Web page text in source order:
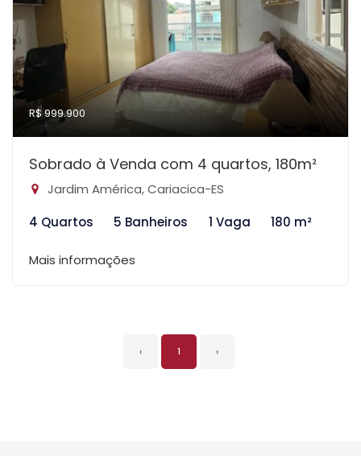
R$ 999.900
Sobrado à Venda com 4 quartos, 180m²
Jardim América, Cariacica-ES
4 Quartos
5 Banheiros 1 Vaga 180 m²
Mais informações
‹ 1 ›